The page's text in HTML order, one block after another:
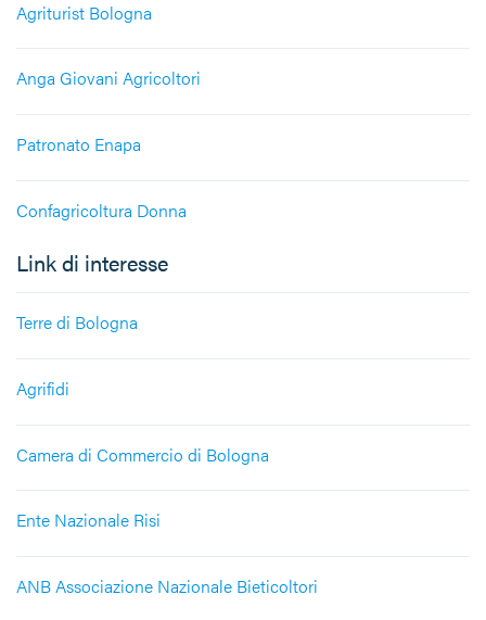
Agriturist Bologna
Anga Giovani Agricoltori
Patronato Enapa
Confagricoltura Donna
Link di interesse
Terre di Bologna
Agrifidi
Camera di Commercio di Bologna
Ente Nazionale Risi
ANB Associazione Nazionale Bieticoltori